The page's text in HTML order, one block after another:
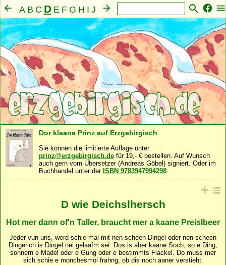
A B C D E F G H I J
K
P Q R S T U V W X Y Z
Mensch·Seele · Geist·Familie·Gemeinschaft·
Nahrung·Natur ·Sonstiges
Dor klaane Prinz auf Erzgebirgisch
Sie können die limitierte Auflage unter
prinz@erzgebirgisch.de für 19,- € bestellen. Auf Wunsch
auch gern vom Übersetzer (Andreas Göbel) signiert. Oder im
Buchhandel unter der ISBN 9783947994298.
D wie Deichslhersch
Hot mer dann of'n Taller, braucht mer a kaane Preislbeer
Jeder vun uns, werd schie mal mit nen scheen Dingel oder nen scheen
Dingerich is Dingel nei gelaafm sei. Dos is aber kaane Soch, so e Ding,
sonnern e Madel oder e Gung oder e bestimmts Flackel. Do muss mer
sich schie e monchesmol frahng, ob dis noch aaner verstieht.